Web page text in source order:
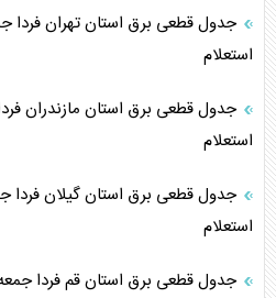
استعلام
استعلام
استعلام